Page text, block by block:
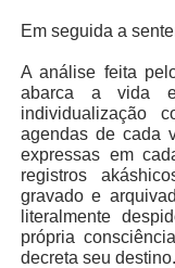
Em seguida a
A análise feita
abarca a vida
individualização
agendas de cada
expressas em
registros
gravado e
literalmente
própria
decreta seu destino.